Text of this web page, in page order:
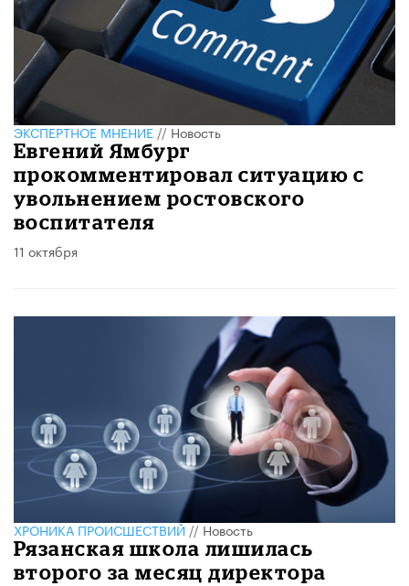
ЭКСПЕРТНОЕ МНЕНИЕ//Новость
Евгений Ямбург
прокомментировал ситуацию с
увольнением ростовского
воспитателя
11 октября
ХРОНИКА ПРОИСШЕСТВИЙ//Новость
Рязанская школа лишилась
второго за месяц директора